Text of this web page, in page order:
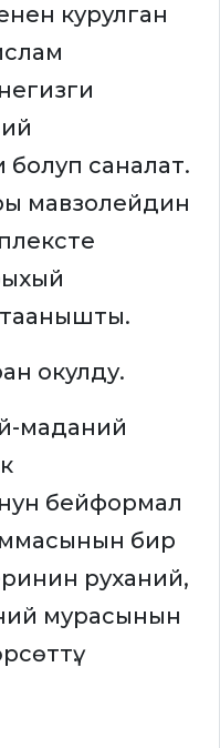
курулган
саналат.
мавзолейдин
окулду.
маданий
бейформал
бир
руханий,
мурасынын